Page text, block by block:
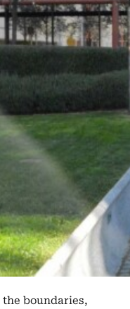
the boundaries,